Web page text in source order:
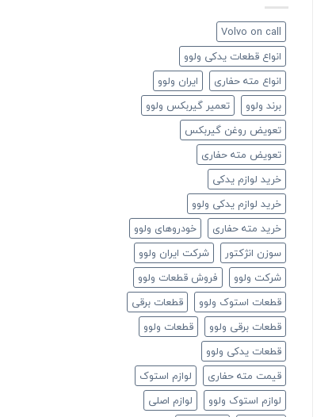
Volvo on call
انواع قطعات یدکی ولوو
انواع مته حفاری
ایران ولوو
برند ولوو
تعمیر گیربکس ولوو
تعویض روغن گیربکس
تعویض مته حفاری
خرید لوازم یدکی
خرید لوازم یدکی ولوو
خرید مته حفاری
خودروهای ولوو
سوزن انژکتور
شرکت ایران ولوو
شرکت ولوو
فروش قطعات ولوو
قطعات استوک ولوو
قطعات برقی
قطعات برقی ولوو
قطعات ولوو
قطعات یدکی ولوو
قیمت مته حفاری
لوازم استوک
لوازم استوک ولوو
لوازم اصلی